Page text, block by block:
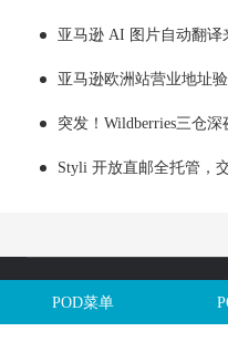
亚马逊 AI 图片自动翻译
亚马逊欧洲站营业地址验
突发！Wildberries三仓深夜遇
Styli 开放直邮全托管，
Copyright @全球定制网All
POD菜单